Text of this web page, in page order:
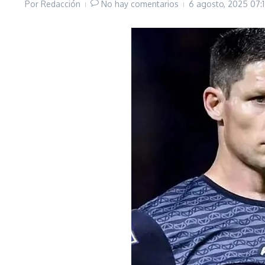
Por Redacción No hay comentarios 6 agosto, 2025